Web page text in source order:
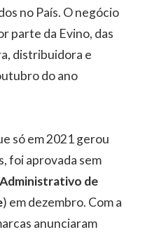
no País. O negócio
parte da Evino, das
distribuidora e
do ano
só em 2021 gerou
foi aprovada sem
de
) em dezembro. Com a
anunciaram